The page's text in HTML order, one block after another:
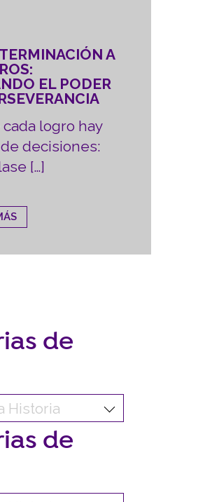
A
EL PODER
logro hay
decisiones:
[…]
de
de